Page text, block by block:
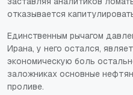
отказывается
Единственным рычагом
Ирана, у него остался,
экономическую боль
заложниках основные
проливе.